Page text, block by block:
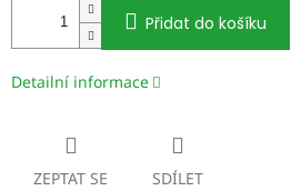
Přidat do košíku
Detailní informace
ZEPTAT SE SDÍLET